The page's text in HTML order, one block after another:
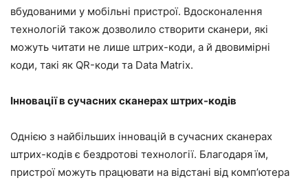
вбудованими у мобільні пристрої. Вдосконалення
технологій також дозволило створити сканери, які
можуть читати не лише штрих-коди, а й двовимірні
коди, такі як QR-коди та Data Matrix.
Інновації в сучасних сканерах штрих-кодів
Однією з найбільших інновацій в сучасних сканерах
штрих-кодів є бездротові технології. Благодаря їм,
пристрої можуть працювати на відстані від комп’ютера